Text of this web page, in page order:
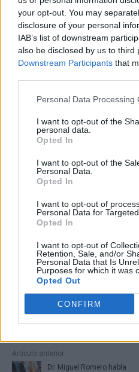
your opt-out. You may
disclosure of your personal
IAB’s list of downstream
also be disclosed by us to third
Downstream Participants that
Personal Data Processing
I want to opt-out of the
personal data.
Opted In
I want to opt-out of the
Personal Data.
Opted In
I want to opt-out of
Personal Data for
Opted In
I want to opt-out of
Retention, Sale, and/or
Personal Data that Is
Purposes for which it was
Opted Out
CONFIRM
Artículo anterior
Dr. Miguel Romero habla